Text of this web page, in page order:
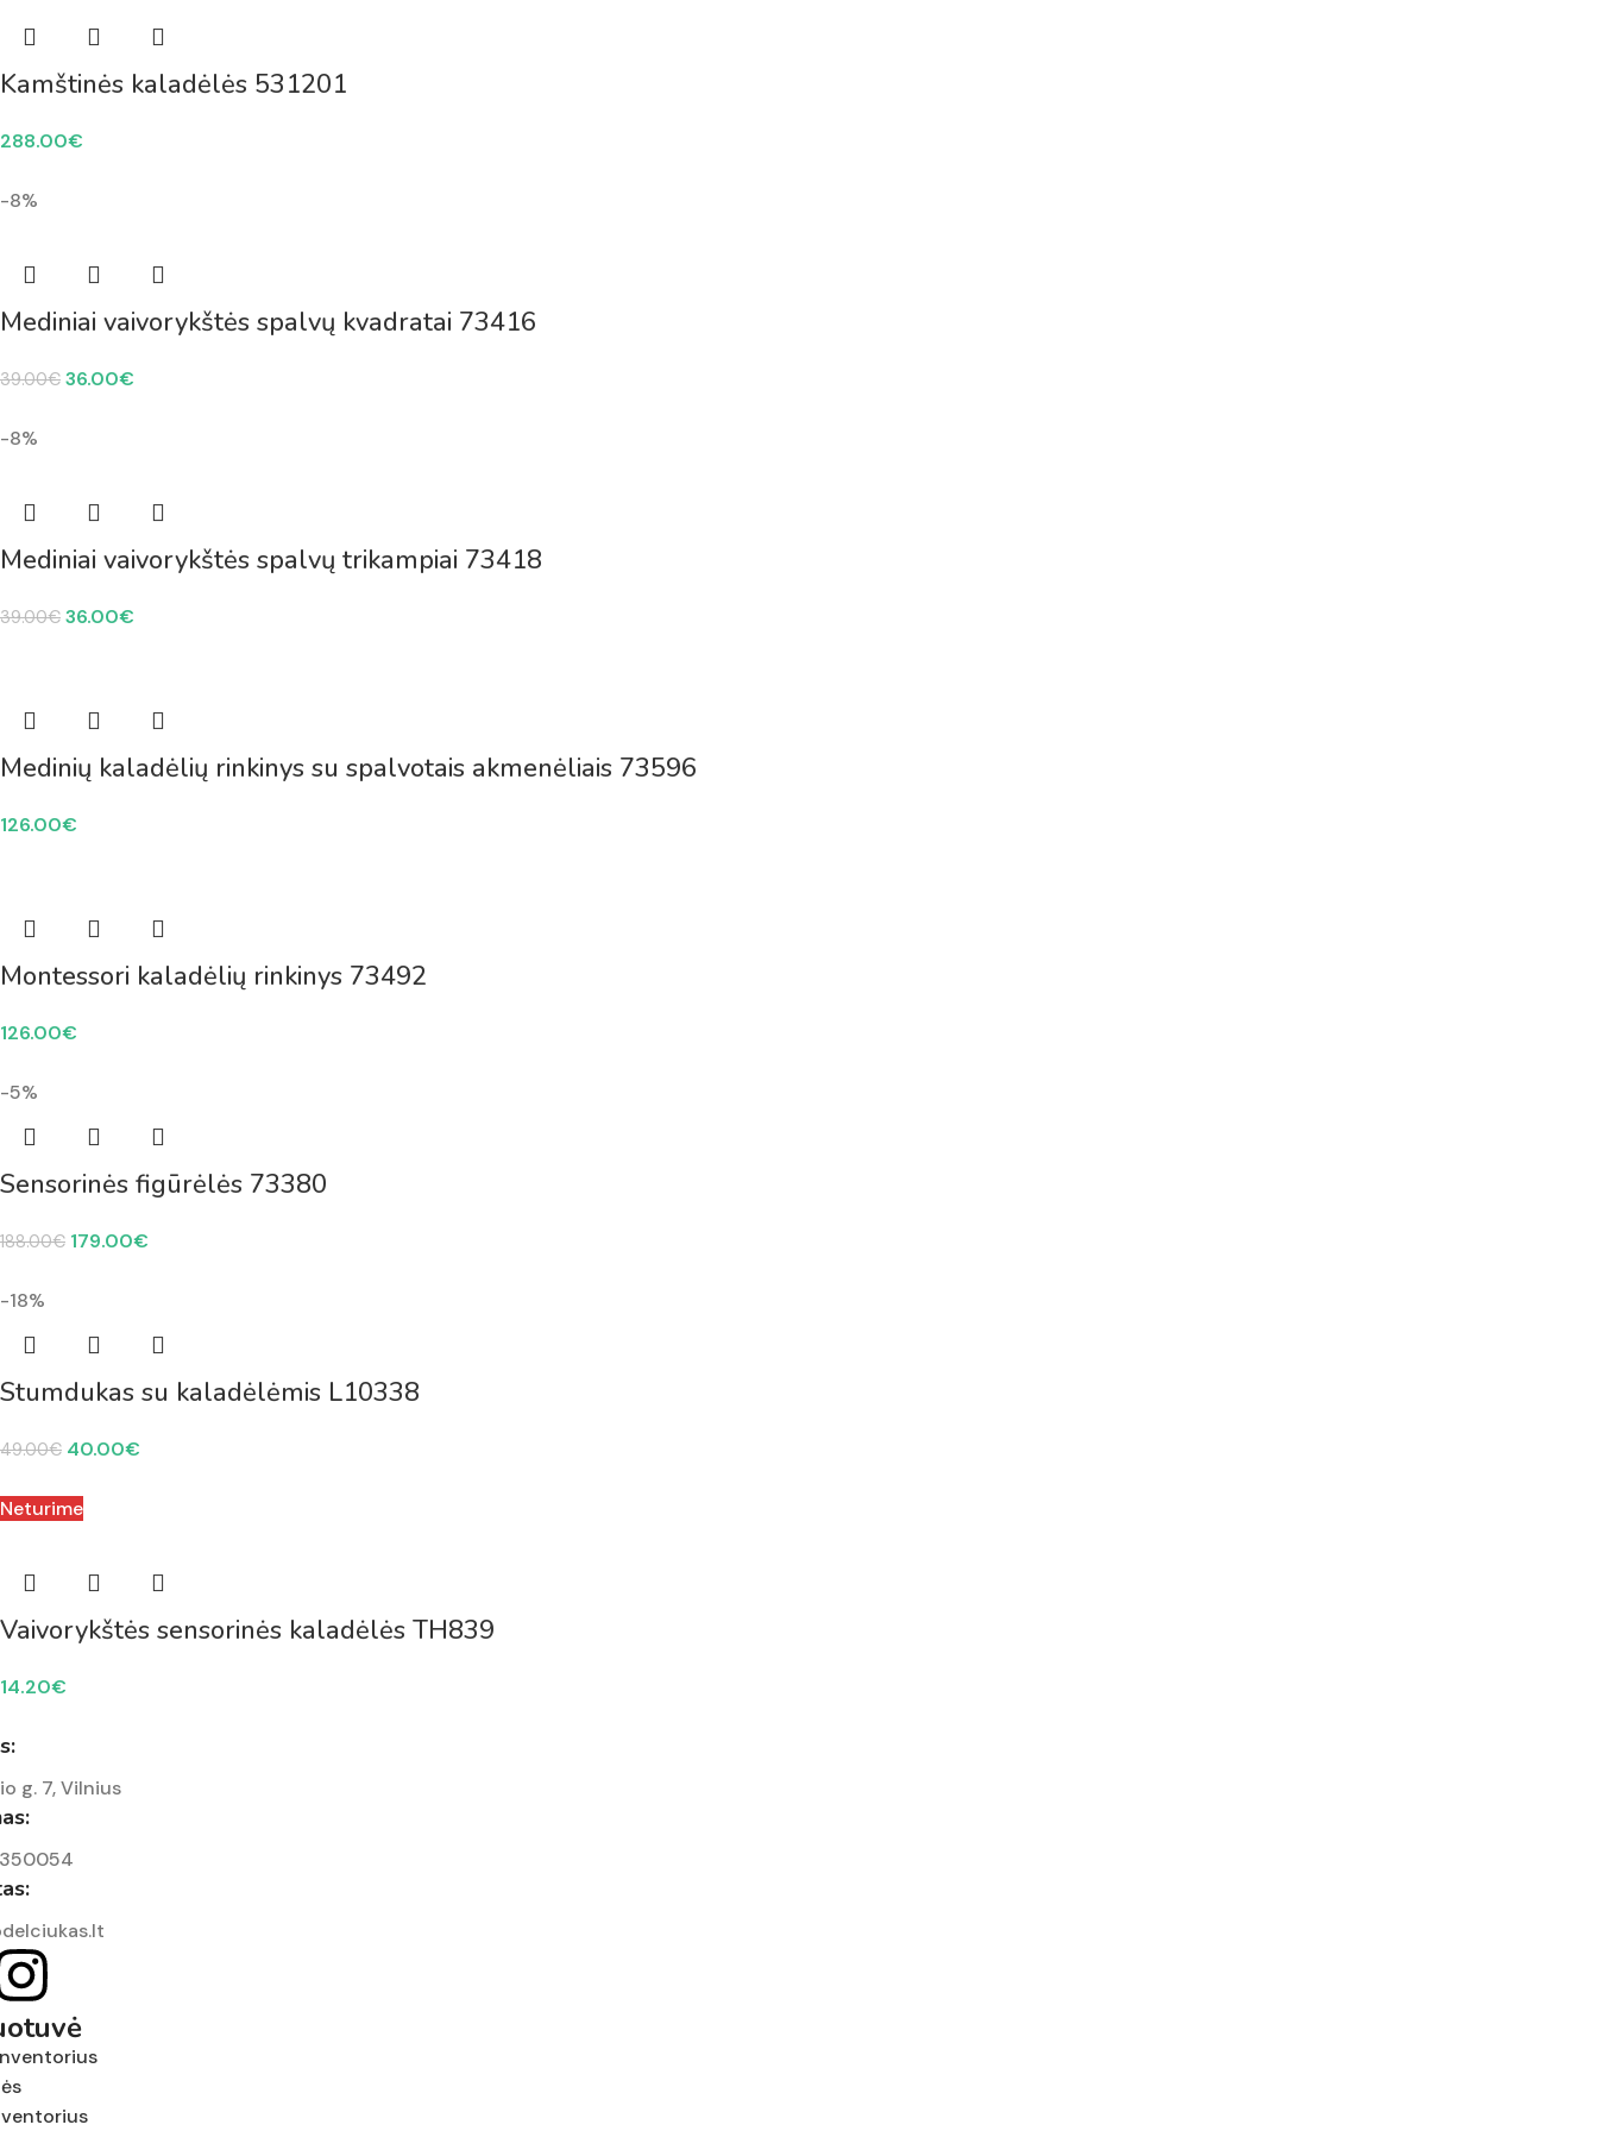
Kamštinės kaladėlės 531201
288.00€
-8%
Mediniai vaivorykštės spalvų kvadratai 73416
39.00€ 36.00€
-8%
Mediniai vaivorykštės spalvų trikampiai 73418
39.00€ 36.00€
Medinių kaladėlių rinkinys su spalvotais akmenėliais 73596
126.00€
Montessori kaladėlių rinkinys 73492
126.00€
-5%
Sensorinės figūrėlės 73380
188.00€ 179.00€
-18%
Stumdukas su kaladėlėmis L10338
49.00€ 40.00€
Neturime
Vaivorykštės sensorinės kaladėlės TH839
14.20€
g. 7, Vilnius